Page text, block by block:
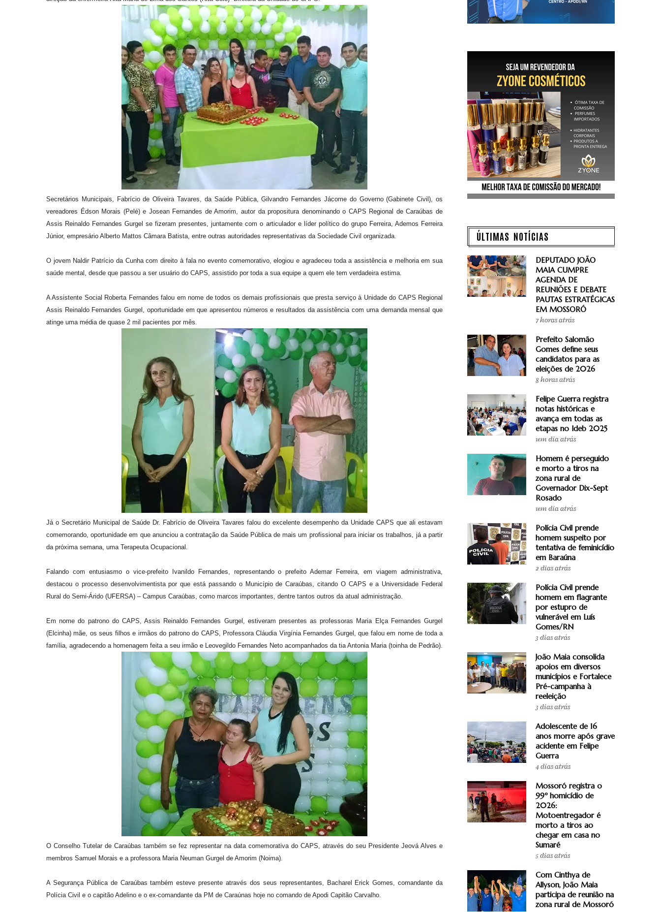
Secretários Municipais, Fabrício de Oliveira Tavares, da Saúde Pública, Gilvandro Fernandes Jácome do Governo (Gabinete Civil), os
vereadores Édson Morais (Pelé) e Josean Fernandes de Amorim, autor da propositura denominando o CAPS Regional de Caraúbas de
Assis Reinaldo Fernandes Gurgel se fizeram presentes, juntamente com o articulador e líder político do grupo Ferreira, Ademos Ferreira
Júnior, empresário Alberto Mattos Câmara Batista, entre outras autoridades representativas da Sociedade Civil organizada.
O jovem Naldir Patrício da Cunha com direito à fala no evento comemorativo, elogiou e agradeceu toda a assistência e melhoria em sua
saúde mental, desde que passou a ser usuário do CAPS, assistido por toda a sua equipe a quem ele tem verdadeira estima.
A Assistente Social Roberta Fernandes falou em nome de todos os demais profissionais que presta serviço à Unidade do CAPS Regional
Assis Reinaldo Fernandes Gurgel, oportunidade em que apresentou números e resultados da assistência com uma demanda mensal que
atinge uma média de quase 2 mil pacientes por mês.
Já o Secretário Municipal de Saúde Dr. Fabrício de Oliveira Tavares falou do excelente desempenho da Unidade CAPS que ali estavam
comemorando, oportunidade em que anunciou a contratação da Saúde Pública de mais um profissional para iniciar os trabalhos, já a partir
da próxima semana, uma Terapeuta Ocupacional.
Falando com entusiasmo o vice-prefeito Ivanildo Fernandes, representando o prefeito Ademar Ferreira, em viagem administrativa,
destacou o processo desenvolvimentista por que está passando o Município de Caraúbas, citando O CAPS e a Universidade Federal
Rural do Semi-Árido (UFERSA) – Campus Caraúbas, como marcos importantes, dentre tantos outros da atual administração.
Em nome do patrono do CAPS, Assis Reinaldo Fernandes Gurgel, estiveram presentes as professoras Maria Elça Fernandes Gurgel
(Elcinha) mãe, os seus filhos e irmãos do patrono do CAPS, Professora Cláudia Virgínia Fernandes Gurgel, que falou em nome de toda a
família, agradecendo a homenagem feita a seu irmão e Leovegildo Fernandes Neto acompanhados da tia Antonia Maria (toinha de Pedrão).
O Conselho Tutelar de Caraúbas também se fez representar na data comemorativa do CAPS, através do seu Presidente Jeová Alves e
membros Samuel Morais e a professora Maria Neuman Gurgel de Amorim (Noima).
A Segurança Pública de Caraúbas também esteve presente através dos seus representantes, Bacharel Erick Gomes, comandante da
Polícia Civil e o capitão Adelino e o ex-comandante da PM de Caraúnas hoje no comando de Apodi Capitão Carvalho.
ÚLTIMAS NOTÍCIAS
DEPUTADO JOÃO
MAIA CUMPRE
AGENDA DE
REUNIÕES E DEBATE
PAUTAS ESTRATÉGICAS
EM MOSSORÓ
7 horas atrás
Prefeito Salomão
Gomes define seus
candidatos para as
eleições de 2026
8 horas atrás
Felipe Guerra registra
notas históricas e
avança em todas as
etapas no Ideb 2025
um dia atrás
Homem é perseguido
e morto a tiros na
zona rural de
Governador Dix-Sept
Rosado
um dia atrás
Polícia Civil prende
homem suspeito por
tentativa de feminicídio
em Baraúna
2 dias atrás
Polícia Civil prende
homem em flagrante
por estupro de
vulnerável em Luís
Gomes/RN
3 dias atrás
João Maia consolida
apoios em diversos
municípios e Fortalece
Pré-campanha à
reeleição
3 dias atrás
Adolescente de 16
anos morre após grave
acidente em Felipe
Guerra
4 dias atrás
Mossoró registra o
99º homicídio de
2026:
Motoentregador é
morto a tiros ao
chegar em casa no
Sumaré
5 dias atrás
Com Cinthya de
Allyson, João Maia
participa de reunião na
zona rural de Mossoró